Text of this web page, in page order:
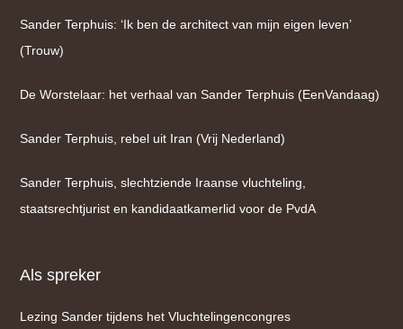
Sander Terphuis: ‘Ik ben de architect van mijn eigen leven’
(Trouw)
De Worstelaar: het verhaal van Sander Terphuis (EenVandaag)
Sander Terphuis, rebel uit Iran (Vrij Nederland)
Sander Terphuis, slechtziende Iraanse vluchteling,
staatsrechtjurist en kandidaatkamerlid voor de PvdA
Als spreker
Lezing Sander tijdens het Vluchtelingencongres